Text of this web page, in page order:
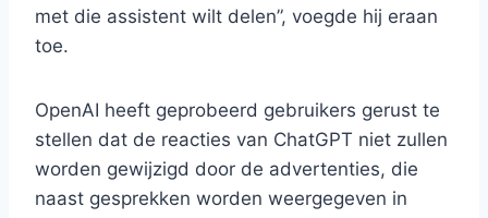
met die assistent wilt delen”, voegde hij eraan
toe.
OpenAI heeft geprobeerd gebruikers gerust te
stellen dat de reacties van ChatGPT niet zullen
worden gewijzigd door de advertenties, die
naast gesprekken worden weergegeven in